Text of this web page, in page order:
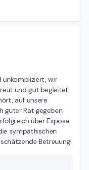
unkompliziert, wir
und gut begleitet
auf unsere
guter Rat gegeben.
über Expose
sympathischen
Betreuung!